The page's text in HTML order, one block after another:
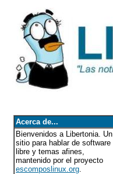
Acerca de...
Bienvenidos a Libertonia. Un
sitio para hablar de software
libre y temas afines,
mantenido por el proyecto
escomposlinux.org.